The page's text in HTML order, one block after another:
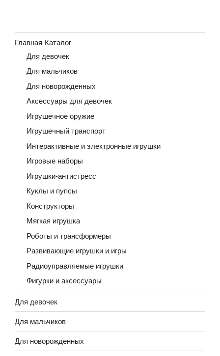
Главная-Каталог
Для девочек
Для мальчиков
Для новорожденных
Аксессуары для девочек
Игрушечное оружие
Игрушечный транспорт
Интерактивные и электронные игрушки
Игровые наборы
Игрушки-антистресс
Куклы и пупсы
Конструкторы
Мягкая игрушка
Роботы и трансформеры
Развивающие игрушки и игры
Радиоуправляемые игрушки
Фигурки и аксессуары
Для девочек
Для мальчиков
Для новорожденных